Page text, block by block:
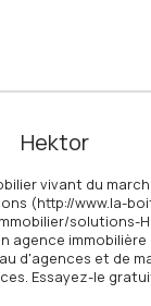
Hektor
vivant du
(http://www.la-
solutions-
agence immobilière
d'agences et de
Essayez-le